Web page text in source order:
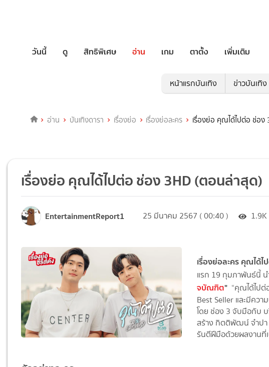
วันนี้ ดู สิทธิพิเศษ อ่าน เกม ตาตั้ง เพิ่มเติม
หน้าแรกบันเทิง ข่าวบันเทิง
อ่าน บันเทิงดารา เรื่องย่อ เรื่องย่อละคร เรื่องย่อ คุณได้ไปต่อ ช่อง
เรื่องย่อ คุณได้ไปต่อ ช่อง 3HD (ตอนล่าสุด)
EntertainmentReport1 25 มีนาคม 2567 ( 00:40 ) 1.9K
เรื่องย่อละคร คุณได้ไ
แรก 19 กุมภาพันธ์นี้ น
จบัณฑิต" “คุณได้ไป
Best Seller และมีคว
โดย ช่อง 3 จับมือกับ
สร้าง กิตติพัฒน์ จำปา
รันตีฝีมือด้วยผลงานที่